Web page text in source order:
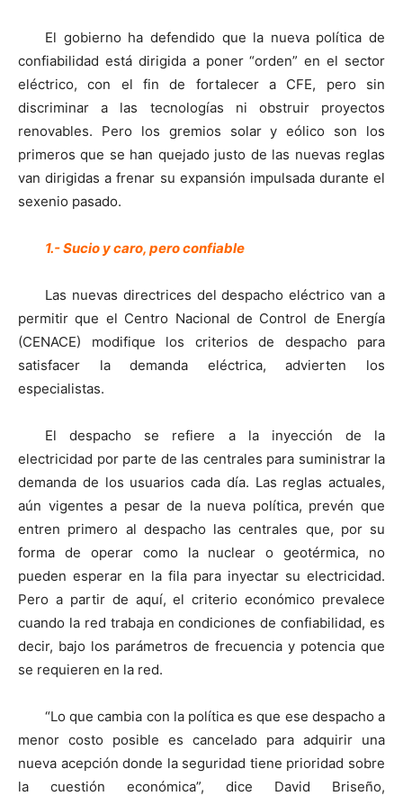
El gobierno ha defendido que la nueva política de
confiabilidad está dirigida a poner “orden” en el sector
eléctrico, con el fin de fortalecer a CFE, pero sin
discriminar a las tecnologías ni obstruir proyectos
renovables. Pero los gremios solar y eólico son los
primeros que se han quejado justo de las nuevas reglas
van dirigidas a frenar su expansión impulsada durante el
sexenio pasado.
1.- Sucio y caro, pero confiable
Las nuevas directrices del despacho eléctrico van a
permitir que el Centro Nacional de Control de Energía
(CENACE) modifique los criterios de despacho para
satisfacer la demanda eléctrica, advierten los
especialistas.
El despacho se refiere a la inyección de la
electricidad por parte de las centrales para suministrar la
demanda de los usuarios cada día. Las reglas actuales,
aún vigentes a pesar de la nueva política, prevén que
entren primero al despacho las centrales que, por su
forma de operar como la nuclear o geotérmica, no
pueden esperar en la fila para inyectar su electricidad.
Pero a partir de aquí, el criterio económico prevalece
cuando la red trabaja en condiciones de confiabilidad, es
decir, bajo los parámetros de frecuencia y potencia que
se requieren en la red.
“Lo que cambia con la política es que ese despacho a
menor costo posible es cancelado para adquirir una
nueva acepción donde la seguridad tiene prioridad sobre
la cuestión económica”, dice David Briseño,